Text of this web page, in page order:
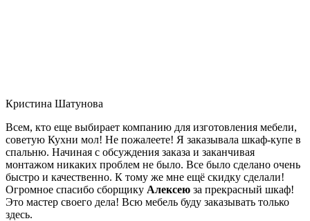
Кристина Шатунова
Всем, кто еще выбирает компанию для изготовления мебели,
советую Кухни мол! Не пожалеете! Я заказывала шкаф-купе в
спальню. Начиная с обсуждения заказа и заканчивая
монтажом никаких проблем не было. Все было сделано очень
быстро и качественно. К тому же мне ещё скидку сделали!
Огромное спасибо сборщику Алексею за прекрасный шкаф!
Это мастер своего дела! Всю мебель буду заказывать только
здесь.